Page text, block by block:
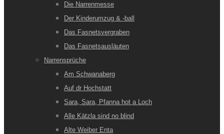
Die Narrenmesse
Der Kinderumzug & -ball
Das Fasnetsvergraben
Das Fasnetsausläuten
Narrensprüche
Am Schwanaberg
Auf dr Hochstatt
Sara, Sara, Pfanna hot a Loch
Alle Kätzla sind no blind
Alte Weiber Enta